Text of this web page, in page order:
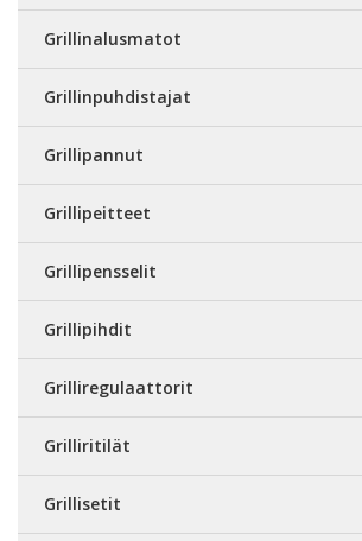
Grillinalusmatot
Grillinpuhdistajat
Grillipannut
Grillipeitteet
Grillipensselit
Grillipihdit
Grilliregulaattorit
Grilliritilät
Grillisetit